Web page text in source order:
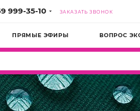
999-35-10 ЗАКАЗАТЬ ЗВОНОК
ПРЯМЫЕ ЭФИРЫ ВОПРОС